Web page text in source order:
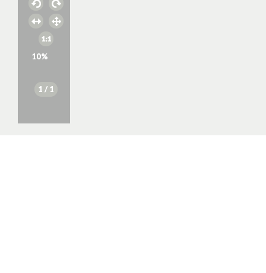
10%
1 / 1